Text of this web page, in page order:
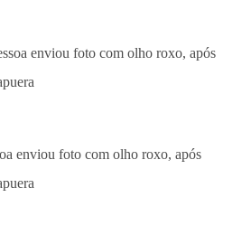
enviou foto com olho roxo, após